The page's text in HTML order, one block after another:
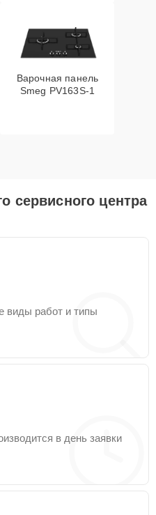
Варочная панель
Smeg PV163S-1
сервисного центра
виды работ и типы
в день заявки